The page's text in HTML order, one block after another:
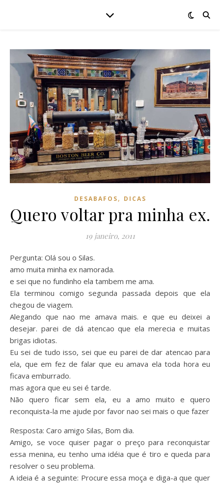
DESABAFOS, DICAS
Quero voltar pra minha ex.
19 janeiro, 2011
Pergunta: Olá sou o Silas.
amo muita minha ex namorada.
e sei que no fundinho ela tambem me ama.
Ela terminou comigo segunda passada depois que ela
chegou de viagem.
Alegando que nao me amava mais. e que eu deixei a
desejar. parei de dá atencao que ela merecia e muitas
brigas idiotas.
Eu sei de tudo isso, sei que eu parei de dar atencao para
ela, que em fez de falar que eu amava ela toda hora eu
ficava emburrado.
mas agora que eu sei é tarde.
Não quero ficar sem ela, eu a amo muito e quero
reconquista-la me ajude por favor nao sei mais o que fazer
Resposta: Caro amigo Silas, Bom dia.
Amigo, se voce quiser pagar o preço para reconquistar
essa menina, eu tenho uma idéia que é tiro e queda para
resolver o seu problema.
A ideia é a seguinte: Procure essa moça e diga-a que quer